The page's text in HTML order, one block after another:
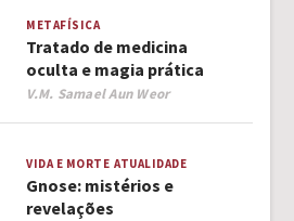
METAFÍSICA
Tratado de medicina
oculta e magia prática
Author
V.M. Samael Aun Weor
VIDA E MORTE ATUALIDADE
Gnose: mistérios e
revelações